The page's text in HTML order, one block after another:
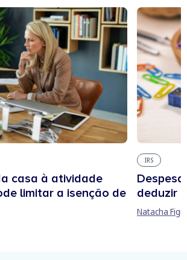
casa à atividade
limitar a isenção de
IRS
deduzir
Natacha